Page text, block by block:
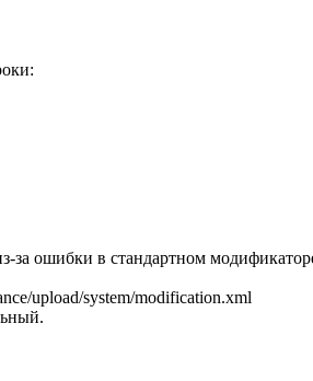
ошибки в стандартном
upload/system/modification.xml